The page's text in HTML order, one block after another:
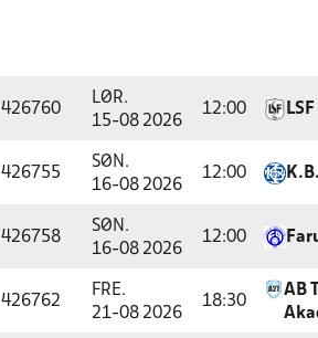
426760
LØR.
15-08 2026
12:00 LSF
426755
SØN.
16-08 2026
12:00
426758
SØN.
16-08 2026
12:00
426762
FRE.
21-08 2026
18:30
AB